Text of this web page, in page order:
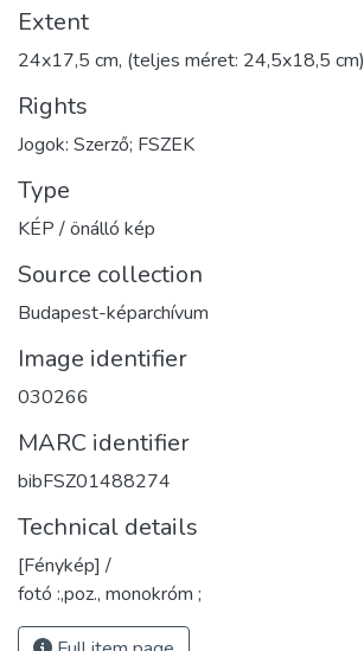
Extent
24x17,5 cm, (teljes méret: 24,5x18,5 cm)
Rights
Jogok: Szerző; FSZEK
Type
KÉP / önálló kép
Source collection
Budapest-képarchívum
Image identifier
030266
MARC identifier
bibFSZ01488274
Technical details
[Fénykép] /
fotó :,poz., monokróm ;